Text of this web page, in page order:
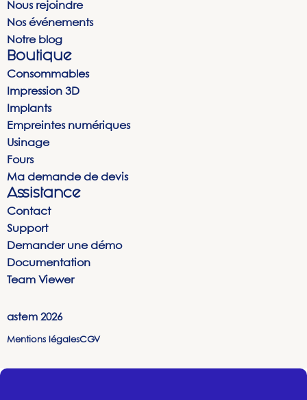
Nous rejoindre
Nos événements
Notre blog
Boutique
Consommables
Impression 3D
Implants
Empreintes numériques
Usinage
Fours
Ma demande de devis
Assistance
Contact
Support
Demander une démo
Documentation
Team Viewer
astem 2026
Mentions légalesCGV